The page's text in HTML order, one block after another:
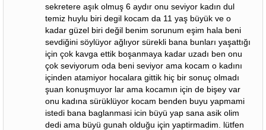
sekretere aşık olmuş 6 aydır onu seviyor kadın dul
temiz huylu biri degil kocam da 11 yaş büyük ve o
kadar güzel biri değil benim sorunum eşim hala beni
sevdiğini söylüyor ağlıyor sürekli bana bunları yaşattığı
için çok kavga ettik boşanmaya kadar uzadı ben onu
çok seviyorum oda beni seviyor ama kocam o kadını
içinden atamiyor hocalara gittik hiç bir sonuç olmadı
şuan konuşmuyor lar ama kocamın için de bişey var
onu kadına sürüklüyor kocam benden buyu yapmami
istedi bana baglanmasi icin büyü yap sana asik olim
dedi ama büyü gunah olduğu için yaptirmadim. lütfen